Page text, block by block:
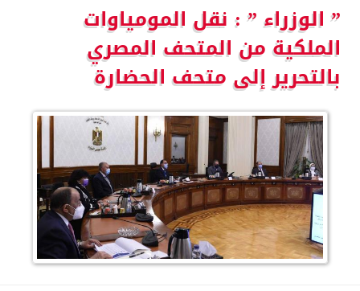
” الوزراء ” : نقل المومياوات
الملكية من المتحف المصري
بالتحرير إلى متحف الحضارة